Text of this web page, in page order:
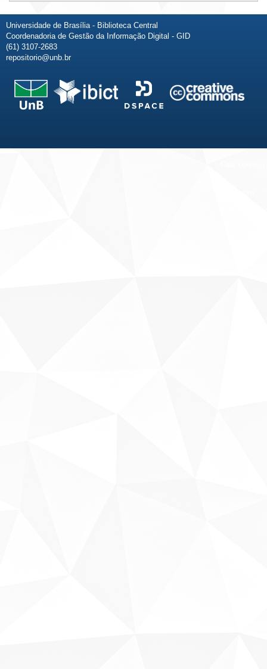
Universidade de Brasília - Biblioteca Central
Coordenadoria de Gestão da Informação Digital - GID
(61) 3107-2683
repositorio@unb.br